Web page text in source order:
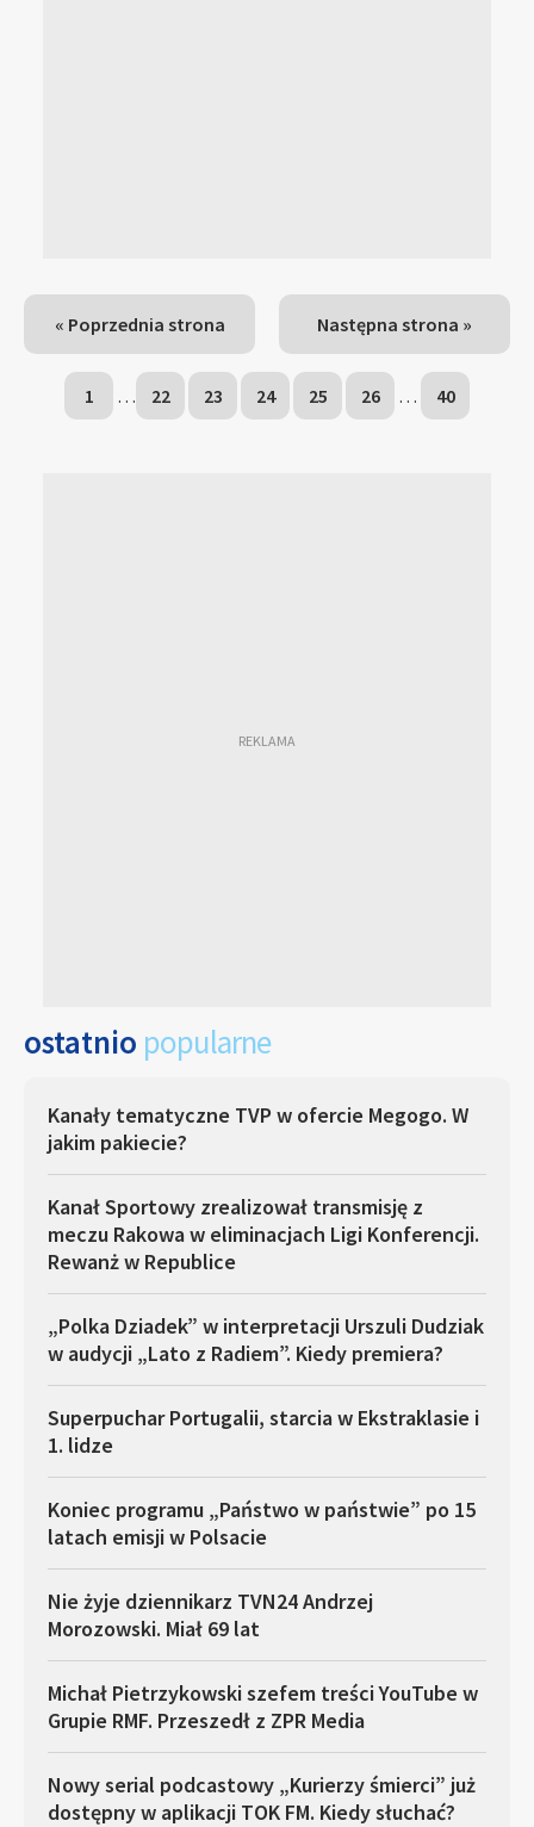
« Poprzednia strona Następna strona »
1 … 22 23 24 25 26 … 40
ostatnio popularne
Kanały tematyczne TVP w ofercie Megogo. W
jakim pakiecie?
Kanał Sportowy zrealizował transmisję z
meczu Rakowa w eliminacjach Ligi Konferencji.
Rewanż w Republice
„Polka Dziadek” w interpretacji Urszuli Dudziak
w audycji „Lato z Radiem”. Kiedy premiera?
Superpuchar Portugalii, starcia w Ekstraklasie i
1. lidze
Koniec programu „Państwo w państwie” po 15
latach emisji w Polsacie
Nie żyje dziennikarz TVN24 Andrzej
Morozowski. Miał 69 lat
Michał Pietrzykowski szefem treści YouTube w
Grupie RMF. Przeszedł z ZPR Media
Nowy serial podcastowy „Kurierzy śmierci” już
dostępny w aplikacji TOK FM. Kiedy słuchać?